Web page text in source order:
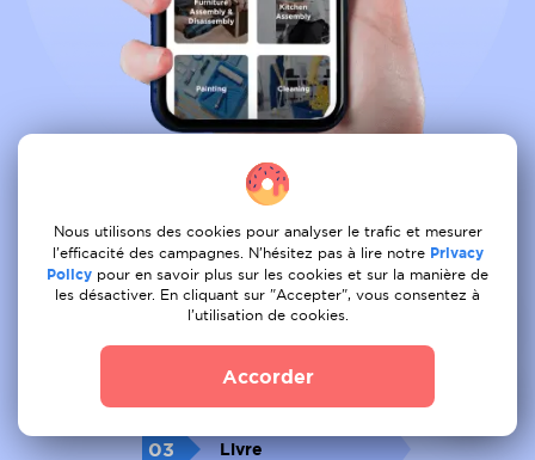
Reservez tous les services depuis le
confort de votre canape
03 Livre
Nous utilisons des cookies pour analyser le trafic et mesurer
l'efficacité des campagnes. N'hésitez pas à lire notre Privacy
Policy pour en savoir plus sur les cookies et sur la manière de
les désactiver. En cliquant sur "Accepter", vous consentez à
l'utilisation de cookies.
Accorder